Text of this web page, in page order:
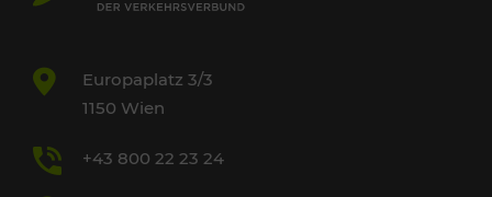
Europaplatz 3/3
1150 Wien
+43 800 22 23 24